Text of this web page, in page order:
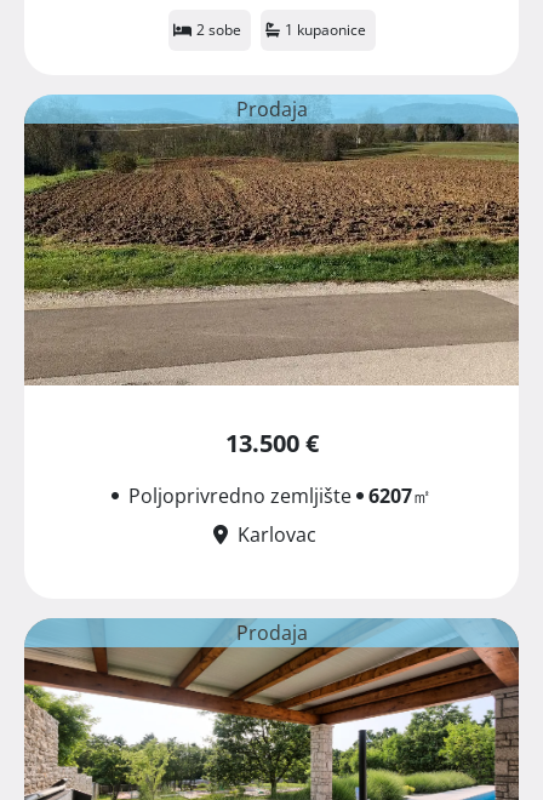
2 sobe 1 kupaonice
Prodaja
13.500 €
Poljoprivredno zemljište 6207㎡
Karlovac
Prodaja